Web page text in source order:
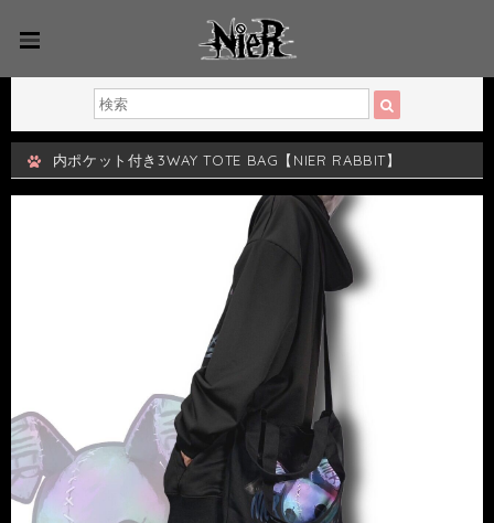
内ポケット付き3WAY TOTE BAG【NIER RABBIT】